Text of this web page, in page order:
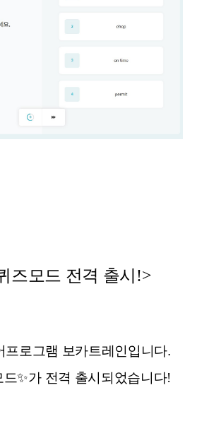
즈모드 전격 출시!>
프로그램 보카트레인입니다.
✨가 전격 출시되었습니다!